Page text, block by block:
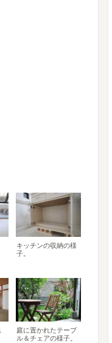
キッチンの収納の様
子。
庭に置かれたテーブ
ル＆チェアの様子。